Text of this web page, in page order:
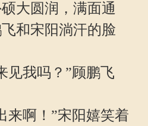
大圆润，满面通
和宋阳淌汗的脸
我吗？”顾鹏飞
啊！”宋阳嬉笑着